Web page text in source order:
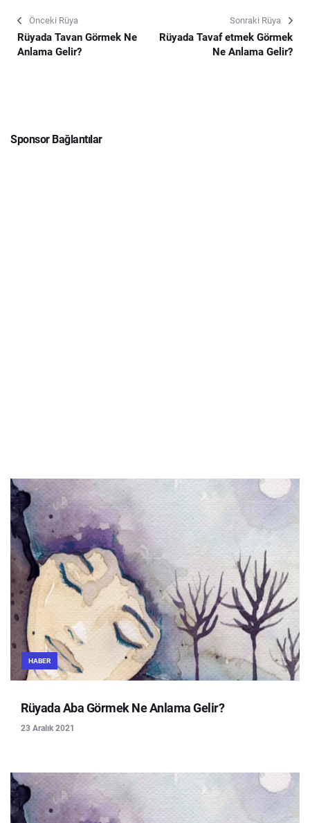
Önceki Rüya
Rüyada Tavan Görmek Ne
Anlama Gelir?
Sonraki Rüya
Rüyada Tavaf etmek Görmek
Ne Anlama Gelir?
Sponsor Bağlantılar
HABER
Rüyada Aba Görmek Ne Anlama Gelir?
23 Aralık 2021